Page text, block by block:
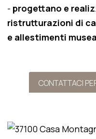
- progettano e
ristrutturazioni di
e allestimenti
CONTATTACI